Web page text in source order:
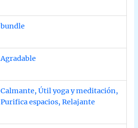
bundle
Agradable
Calmante,Útil yoga y meditación,
Purifica espacios,Relajante